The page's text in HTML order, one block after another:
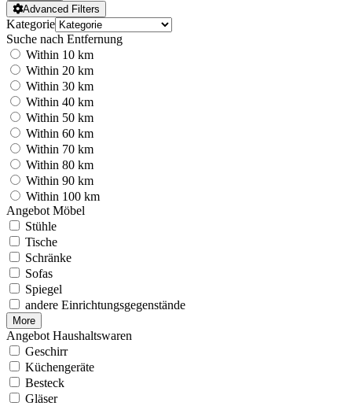
Advanced Filters
Kategorie
Suche nach Entfernung
Within 10 km
Within 20 km
Within 30 km
Within 40 km
Within 50 km
Within 60 km
Within 70 km
Within 80 km
Within 90 km
Within 100 km
Angebot Möbel
Stühle
Tische
Schränke
Sofas
Spiegel
andere Einrichtungsgegenstände
More
Angebot Haushaltswaren
Geschirr
Küchengeräte
Besteck
Gläser